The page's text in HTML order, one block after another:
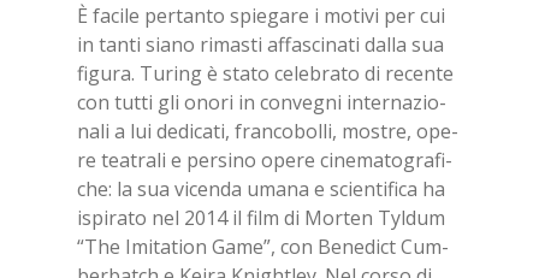
È fa­ci­le per­tan­to spie­ga­re i mo­ti­vi per cui
in tan­ti sia­no ri­ma­sti af­fa­sci­na­ti dal­la sua
fi­gu­ra. Tu­ring è sta­to ce­le­bra­to di re­cen­te
con tut­ti gli ono­ri in con­ve­gni in­ter­na­zio­
na­li a lui de­di­ca­ti, fran­co­bol­li, mo­stre, ope­
re tea­tra­li e per­si­no ope­re ci­ne­ma­to­gra­fi­
che: la sua vi­cen­da uma­na e scien­ti­fi­ca ha
ispi­ra­to nel 2014 il film di Mor­ten Tyl­dum
“The Imi­ta­tion Game”, con Be­ne­dict Cum­